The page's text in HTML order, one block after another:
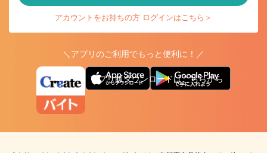
アカウントをお持ちの方 ログインはこちら＞
＼アプリのご利用でもっと便利に！／
アプリ版ダウンロードはこちらから